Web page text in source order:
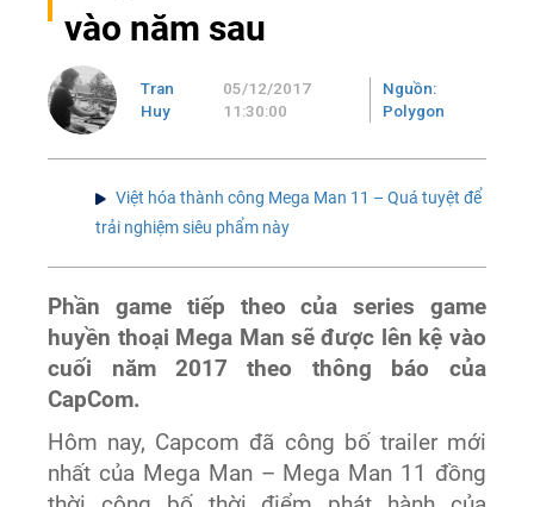
vào năm sau
Tran
Huy
05/12/2017
11:30:00
Nguồn:
Polygon
Việt hóa thành công Mega Man 11 – Quá tuyệt để
trải nghiệm siêu phẩm này
Phần game tiếp theo của series game
huyền thoại Mega Man sẽ được lên kệ vào
cuối năm 2017 theo thông báo của
CapCom.
Hôm nay, Capcom đã công bố trailer mới
nhất của Mega Man – Mega Man 11 đồng